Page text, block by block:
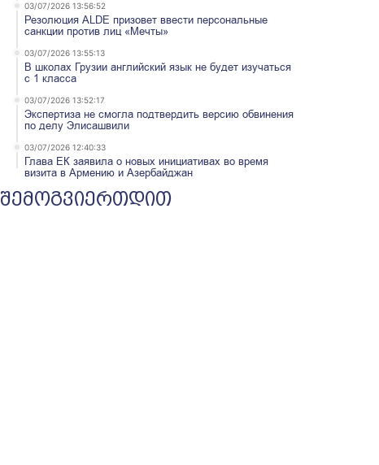
03/07/2026 13:56:52
Резолюция ALDE призовет ввести персональные
санкции против лиц «Мечты»
03/07/2026 13:55:13
В школах Грузии английский язык не будет изучаться
с 1 класса
03/07/2026 13:52:17
Экспертиза не смогла подтвердить версию обвинения
по делу Элисашвили
03/07/2026 12:40:33
Глава ЕК заявила о новых инициативах во время
визита в Армению и Азербайджан
შემოგვიერთდით